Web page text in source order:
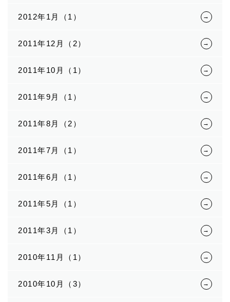
2012年1月（1）
2011年12月（2）
2011年10月（1）
2011年9月（1）
2011年8月（2）
2011年7月（1）
2011年6月（1）
2011年5月（1）
2011年3月（1）
2010年11月（1）
2010年10月（3）